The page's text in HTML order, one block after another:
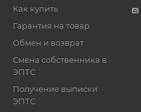
Как купить
Гарантия на товар
Обмен и возврат
Смена собственника в
ЭПТС
Получение выписки
ЭПТС